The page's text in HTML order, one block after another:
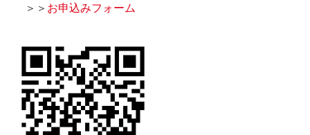
＞＞ お申込みフォーム